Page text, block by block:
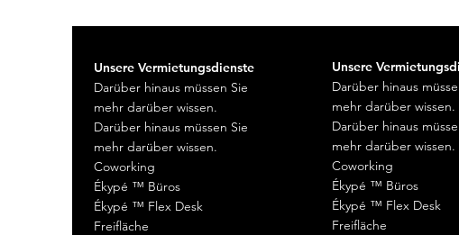
Unsere Vermietungsdienste
Darüber hinaus müssen Sie
mehr darüber wissen.
Darüber hinaus müssen Sie
mehr darüber wissen.
Coworking
Ékypé ™ Büros
Ékypé ™ Flex Desk
Freifläche
Unsere
Darüber hinaus
mehr darüber wissen.
Darüber hinaus
mehr darüber wissen.
Coworking
Ékypé ™ Büros
Ékypé ™ Flex Desk
Freifläche